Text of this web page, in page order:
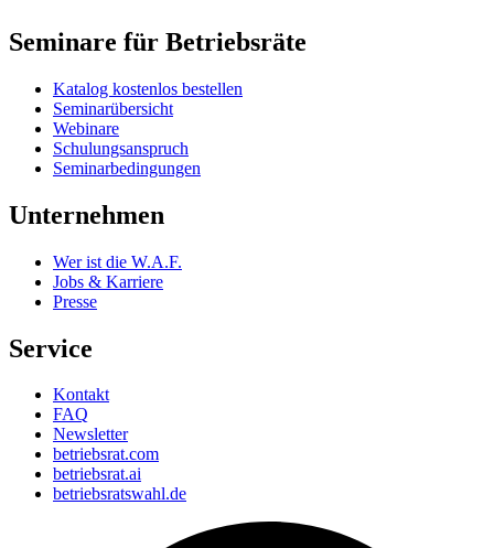
Seminare für Betriebsräte
Katalog kostenlos bestellen
Seminarübersicht
Webinare
Schulungsanspruch
Seminarbedingungen
Unternehmen
Wer ist die W.A.F.
Jobs & Karriere
Presse
Service
Kontakt
FAQ
Newsletter
betriebsrat.com
betriebsrat.ai
betriebsratswahl.de